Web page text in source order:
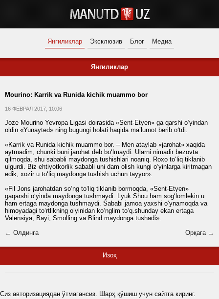
Янгиликлар Эксклюзив Блог Медиа
Янгиликлар
Mourino: Karrik va Runida kichik muammo bor
16 ФЕВРАЛ 2017, 10:06
Joze Mourino Yevropa Ligasi doirasida «Sent-Etyen» ga qarshi o‘yindan
oldin «Yunayted» ning bugungi holati haqida ma’lumot berib o‘tdi.
«Karrik va Runida kichik muammo bor. – Men ataylab «jarohat» xaqida
aytmadim, chunki buni jarohat deb bo‘lmaydi. Ularni nimadir bezovta
qilmoqda, shu sababli maydonga tushishlari noaniq. Roxo to‘liq tiklanib
ulgurdi. Biz ehtiyotkorlik sababli uni dam olish kungi o‘yinlarga kiritmagan
edik, xozir u to‘liq maydonga tushish uchun tayyor».
«Fil Jons jarohatdan so‘ng to‘liq tiklanib bormoqda, «Sent-Etyen»
gaqarshi o‘yinda maydonga tushmaydi. Lyuk Shou ham sog‘lomlekin u
ham ertaga maydonga tushmaydi. Sababi jamoa yaxshi o‘ynamoqda va
himoyadagi to‘rtlikning o‘yinidan ko‘nglim to‘q.shunday ekan ertaga
Valensiya, Bayi, Smolling va Blind maydonga tushadi».
← Олдинга
Орқага →
Изоҳ
Сиз авторизациядан ўтмагансиз. Шарҳ қўшиш учун сайтга киринг.